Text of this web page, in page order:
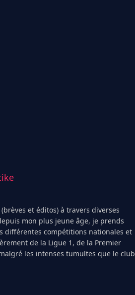
et éditos) à travers diverses
mon plus jeune âge, je prends
différentes compétitions nationales et
de la Ligue 1, de la Premier
les intenses tumultes que le club